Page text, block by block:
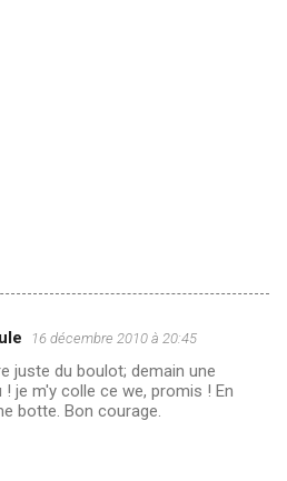
16 décembre 2010 à 20:45
juste du boulot; demain une
je m'y colle ce we, promis ! En
botte. Bon courage.